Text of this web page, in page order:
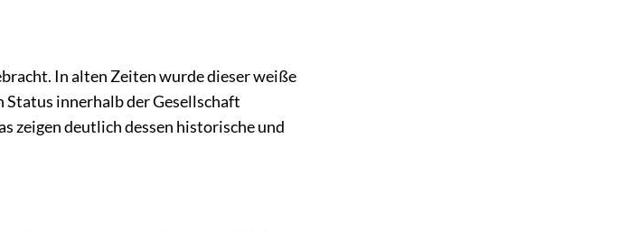
In alten Zeiten wurde dieser weiße
Status innerhalb der Gesellschaft
zeigen deutlich dessen historische und